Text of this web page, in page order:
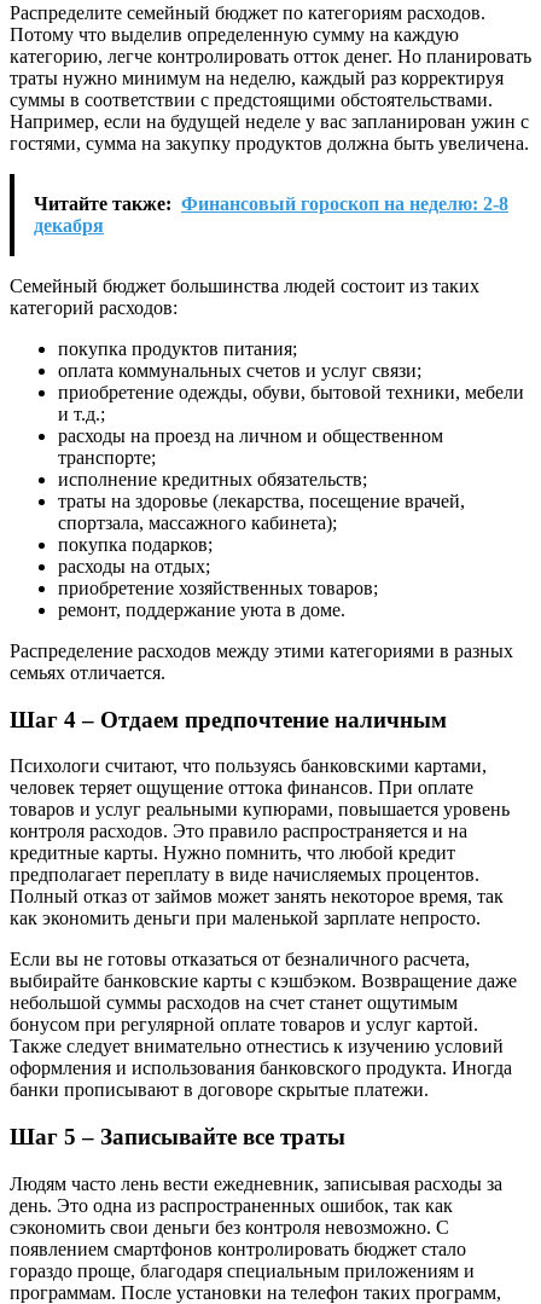
Распределите семейный бюджет по категориям расходов.
Потому что выделив определенную сумму на каждую
категорию, легче контролировать отток денег. Но планировать
траты нужно минимум на неделю, каждый раз корректируя
суммы в соответствии с предстоящими обстоятельствами.
Например, если на будущей неделе у вас запланирован ужин с
гостями, сумма на закупку продуктов должна быть увеличена.
Читайте также: Финансовый гороскоп на неделю: 2-8
декабря
Семейный бюджет большинства людей состоит из таких
категорий расходов:
покупка продуктов питания;
оплата коммунальных счетов и услуг связи;
приобретение одежды, обуви, бытовой техники, мебели
и т.д.;
расходы на проезд на личном и общественном
транспорте;
исполнение кредитных обязательств;
траты на здоровье (лекарства, посещение врачей,
спортзала, массажного кабинета);
покупка подарков;
расходы на отдых;
приобретение хозяйственных товаров;
ремонт, поддержание уюта в доме.
Распределение расходов между этими категориями в разных
семьях отличается.
Шаг 4 – Отдаем предпочтение наличным
Психологи считают, что пользуясь банковскими картами,
человек теряет ощущение оттока финансов. При оплате
товаров и услуг реальными купюрами, повышается уровень
контроля расходов. Это правило распространяется и на
кредитные карты. Нужно помнить, что любой кредит
предполагает переплату в виде начисляемых процентов.
Полный отказ от займов может занять некоторое время, так
как экономить деньги при маленькой зарплате непросто.
Если вы не готовы отказаться от безналичного расчета,
выбирайте банковские карты с кэшбэком. Возвращение даже
небольшой суммы расходов на счет станет ощутимым
бонусом при регулярной оплате товаров и услуг картой.
Также следует внимательно отнестись к изучению условий
оформления и использования банковского продукта. Иногда
банки прописывают в договоре скрытые платежи.
Шаг 5 – Записывайте все траты
Людям часто лень вести ежедневник, записывая расходы за
день. Это одна из распространенных ошибок, так как
сэкономить свои деньги без контроля невозможно. С
появлением смартфонов контролировать бюджет стало
гораздо проще, благодаря специальным приложениям и
программам. После установки на телефон таких программ,